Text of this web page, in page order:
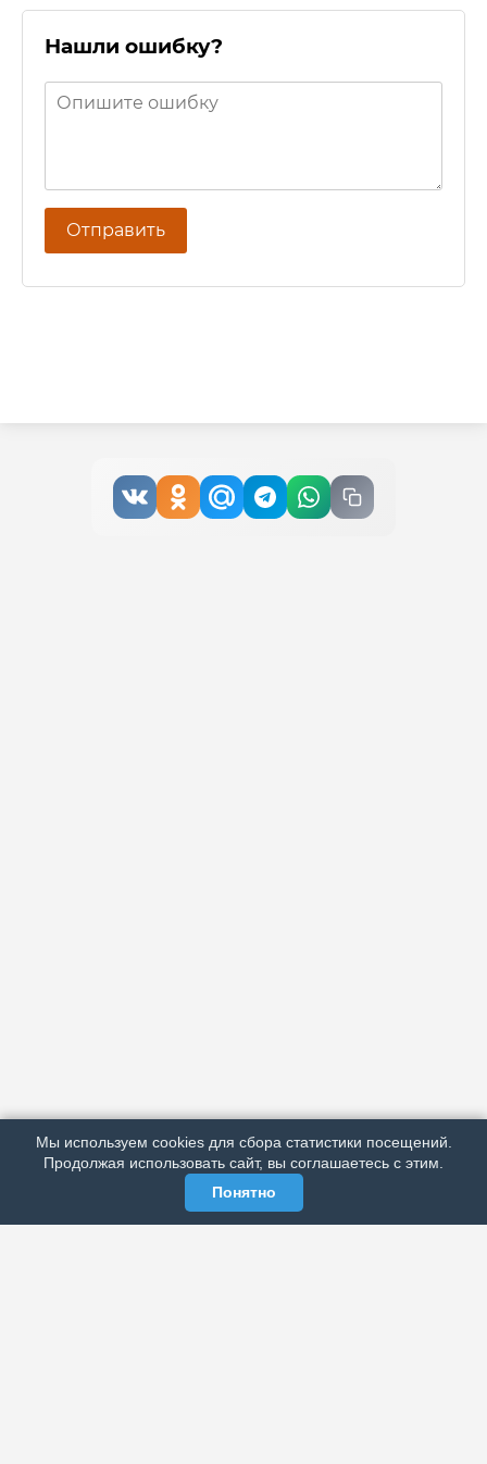
РЕКЛАМА У НАС
МЫ В СОЦСЕТЯХ
Нашли ошибку?
Отправить
Мы используем cookies для сбора статистики посещений.
Продолжая использовать сайт, вы соглашаетесь с этим.
Понятно